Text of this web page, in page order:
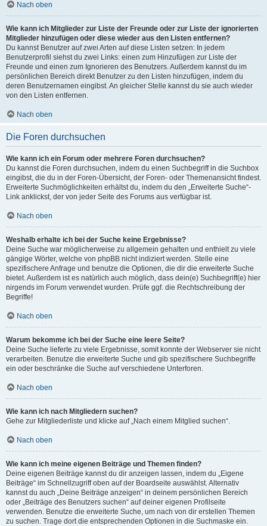
Nach oben
Wie kann ich Mitglieder zur Liste der Freunde oder zur Liste der ignorierten
Mitglieder hinzufügen oder diese wieder aus den Listen entfernen?
Du kannst Benutzer auf zwei Arten auf diese Listen setzen: In jedem
Benutzerprofil siehst du zwei Links: einen zum Hinzufügen zur Liste der
Freunde und einen zum Ignorieren des Benutzers. Außerdem kannst du im
persönlichen Bereich direkt Benutzer zu den Listen hinzufügen, indem du
deren Benutzernamen eingibst. An gleicher Stelle kannst du sie auch wieder
von den Listen entfernen.
Nach oben
Die Foren durchsuchen
Wie kann ich ein Forum oder mehrere Foren durchsuchen?
Du kannst die Foren durchsuchen, indem du einen Suchbegriff in die Suchbox
eingibst, die du in der Foren-Übersicht, der Foren- oder Themenansicht findest.
Erweiterte Suchmöglichkeiten erhältst du, indem du den „Erweiterte Suche“-
Link anklickst, der von jeder Seite des Forums aus verfügbar ist.
Nach oben
Weshalb erhalte ich bei der Suche keine Ergebnisse?
Deine Suche war möglicherweise zu allgemein gehalten und enthielt zu viele
gängige Wörter, welche von phpBB nicht indiziert werden. Stelle eine
spezifischere Anfrage und benutze die Optionen, die dir die erweiterte Suche
bietet. Außerdem ist es natürlich auch möglich, dass dein(e) Suchbegriff(e) hier
nirgends im Forum verwendet wurden. Prüfe ggf. die Rechtschreibung der
Begriffe!
Nach oben
Warum bekomme ich bei der Suche eine leere Seite?
Deine Suche lieferte zu viele Ergebnisse, somit konnte der Webserver sie nicht
verarbeiten. Benutze die erweiterte Suche und gib spezifischere Suchbegriffe
ein oder beschränke die Suche auf verschiedene Unterforen.
Nach oben
Wie kann ich nach Mitgliedern suchen?
Gehe zur Mitgliederliste und klicke auf „Nach einem Mitglied suchen“.
Nach oben
Wie kann ich meine eigenen Beiträge und Themen finden?
Deine eigenen Beiträge kannst du dir anzeigen lassen, indem du „Eigene
Beiträge“ im Schnellzugriff oben auf der Boardseite auswählst. Alternativ
kannst du auch „Deine Beiträge anzeigen“ in deinem persönlichen Bereich
oder „Beiträge des Benutzers suchen“ auf deiner eigenen Profilseite
verwenden. Benutze die erweiterte Suche, um nach von dir erstellen Themen
zu suchen. Trage dort die entsprechenden Optionen in die Suchmaske ein.